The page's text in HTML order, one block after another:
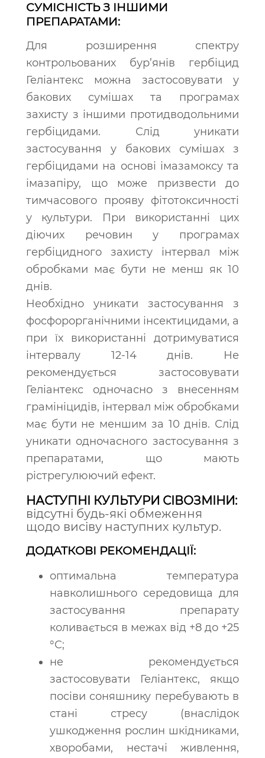
СУМІСНІСТЬ З ІНШИМИ
ПРЕПАРАТАМИ:
Для розширення спектру
контрольованих бур’янів гербіцид
Геліантекс можна застосовувати у
бакових сумішах та програмах
захисту з іншими протидводольними
гербіцидами. Слід уникати
застосування у бакових сумішах з
гербіцидами на основі імазамоксу та
імазапіру, що може призвести до
тимчасового прояву фітотоксичності
у культури. При використанні цих
діючих речовин у програмах
гербіцидного захисту інтервал між
обробками має бути не менш як 10
днів.
Необхідно уникати застосування з
фосфорорганічними інсектицидами, а
при їх використанні дотримуватися
інтервалу 12-14 днів. Не
рекомендується застосовувати
Геліантекс одночасно з внесенням
грамініцидів, інтервал між обробками
має бути не меншим за 10 днів. Слід
уникати одночасного застосування з
препаратами, що мають
рістрегулюючий ефект.
НАСТУПНІ КУЛЬТУРИ СІВОЗМІНИ:
відсутні будь-які обмеження
щодо висіву наступних культур.
ДОДАТКОВІ РЕКОМЕНДАЦІЇ:
оптимальна температура
навколишнього середовища для
застосування препарату
коливається в межах від +8 до +25
°С;
не рекомендується
застосовувати Геліантекс, якщо
посіви соняшнику перебувають в
стані стресу (внаслідок
ушкодження рослин шкідниками,
хворобами, нестачі живлення,